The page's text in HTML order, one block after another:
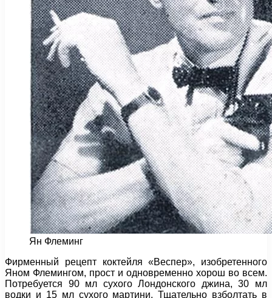
Ян Флеминг
Фирменный рецепт коктейля «Веспер», изобретенного
Яном Флемингом, прост и одновременно хорош во всем.
Потребуется 90 мл сухого Лондонского джина, 30 мл
водки и 15 мл сухого мартини. Тщательно взболтать в